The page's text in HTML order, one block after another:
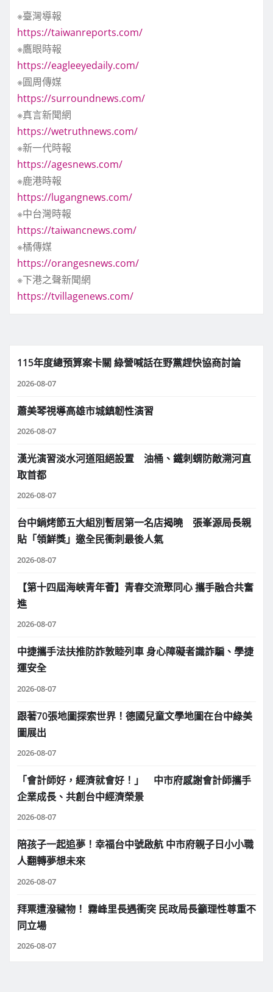
※臺灣導報
https://taiwanreports.com/
※鷹眼時報
https://eagleeyedaily.com/
※圓周傳媒
https://surroundnews.com/
※真言新聞網
https://wetruthnews.com/
※新一代時報
https://agesnews.com/
※鹿港時報
https://lugangnews.com/
※中台灣時報
https://taiwancnews.com/
※橘傳媒
https://orangesnews.com/
※下港之聲新聞網
https://tvillagenews.com/
115年度總預算案卡關 綠營喊話在野黨趕快協商討論
2026-08-07
蕭美琴視導高雄市城鎮韌性演習
2026-08-07
漢光演習淡水河道阻絕設置 油桶、鐵刺蝟防敵溯河直
取首都
2026-08-07
台中鍋烤節五大組別暫居第一名店揭曉 張峯源局長親
貼「領鮮獎」邀全民衝刺最後人氣
2026-08-07
【第十四屆海峽青年薈】青春交流聚同心 攜手融合共奮
進
2026-08-07
中捷攜手法扶推防詐敦睦列車 身心障礙者識詐騙、學捷
運安全
2026-08-07
跟著70張地圖探索世界！德國兒童文學地圖在台中綠美
圖展出
2026-08-07
「會計師好，經濟就會好！」 中市府感謝會計師攜手
企業成長、共創台中經濟榮景
2026-08-07
陪孩子一起追夢！幸福台中號啟航 中市府親子日小小職
人翻轉夢想未來
2026-08-07
拜票遭潑穢物！ 霧峰里長遇衝突 民政局長籲理性尊重不
同立場
2026-08-07